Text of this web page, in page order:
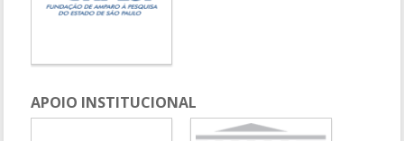
APOIO INSTITUCIONAL